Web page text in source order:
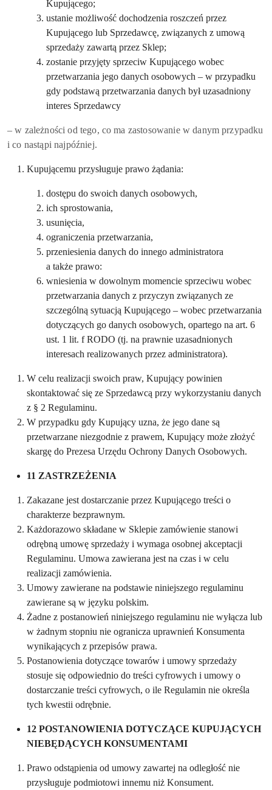
Kupującego;
ustanie możliwość dochodzenia roszczeń przez
Kupującego lub Sprzedawcę, związanych z umową
sprzedaży zawartą przez Sklep;
zostanie przyjęty sprzeciw Kupującego wobec
przetwarzania jego danych osobowych – w przypadku
gdy podstawą przetwarzania danych był uzasadniony
interes Sprzedawcy
– w zależności od tego, co ma zastosowanie w danym przypadku
i co nastąpi najpóźniej.
Kupującemu przysługuje prawo żądania:
dostępu do swoich danych osobowych,
ich sprostowania,
usunięcia,
ograniczenia przetwarzania,
przeniesienia danych do innego administratora
a także prawo:
wniesienia w dowolnym momencie sprzeciwu wobec
przetwarzania danych z przyczyn związanych ze
szczególną sytuacją Kupującego – wobec przetwarzania
dotyczących go danych osobowych, opartego na art. 6
ust. 1 lit. f RODO (tj. na prawnie uzasadnionych
interesach realizowanych przez administratora).
W celu realizacji swoich praw, Kupujący powinien
skontaktować się ze Sprzedawcą przy wykorzystaniu danych
z § 2 Regulaminu.
W przypadku gdy Kupujący uzna, że jego dane są
przetwarzane niezgodnie z prawem, Kupujący może złożyć
skargę do Prezesa Urzędu Ochrony Danych Osobowych.
11 ZASTRZEŻENIA
Zakazane jest dostarczanie przez Kupującego treści o
charakterze bezprawnym.
Każdorazowo składane w Sklepie zamówienie stanowi
odrębną umowę sprzedaży i wymaga osobnej akceptacji
Regulaminu. Umowa zawierana jest na czas i w celu
realizacji zamówienia.
Umowy zawierane na podstawie niniejszego regulaminu
zawierane są w języku polskim.
Żadne z postanowień niniejszego regulaminu nie wyłącza lub
w żadnym stopniu nie ogranicza uprawnień Konsumenta
wynikających z przepisów prawa.
Postanowienia dotyczące towarów i umowy sprzedaży
stosuje się odpowiednio do treści cyfrowych i umowy o
dostarczanie treści cyfrowych, o ile Regulamin nie określa
tych kwestii odrębnie.
12 POSTANOWIENIA DOTYCZĄCE KUPUJĄCYCH
NIEBĘDĄCYCH KONSUMENTAMI
Prawo odstąpienia od umowy zawartej na odległość nie
przysługuje podmiotowi innemu niż Konsument.